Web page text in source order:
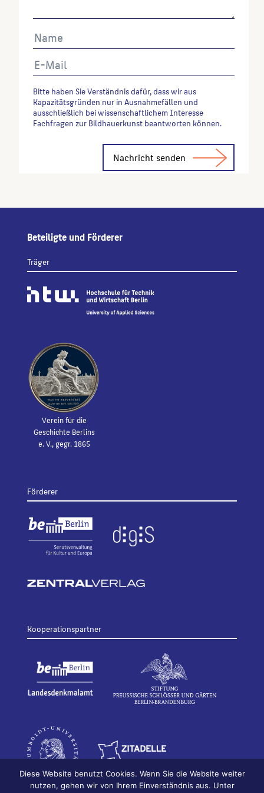
Bitte haben Sie Verständnis dafür, dass wir aus
Kapazitätsgründen nur in Ausnahmefällen und
ausschließlich bei wissenschaftlichem Interesse
Fachfragen zur Bildhauerkunst beantworten können.
Beteiligte und Förderer
Träger
Verein für die
Geschichte Berlins
e. V., gegr. 1865
Förderer
Kooperationspartner
Diese Website benutzt Cookies. Wenn Sie die Website weiter
nutzen, gehen wir von Ihrem Einverständnis aus. Unter